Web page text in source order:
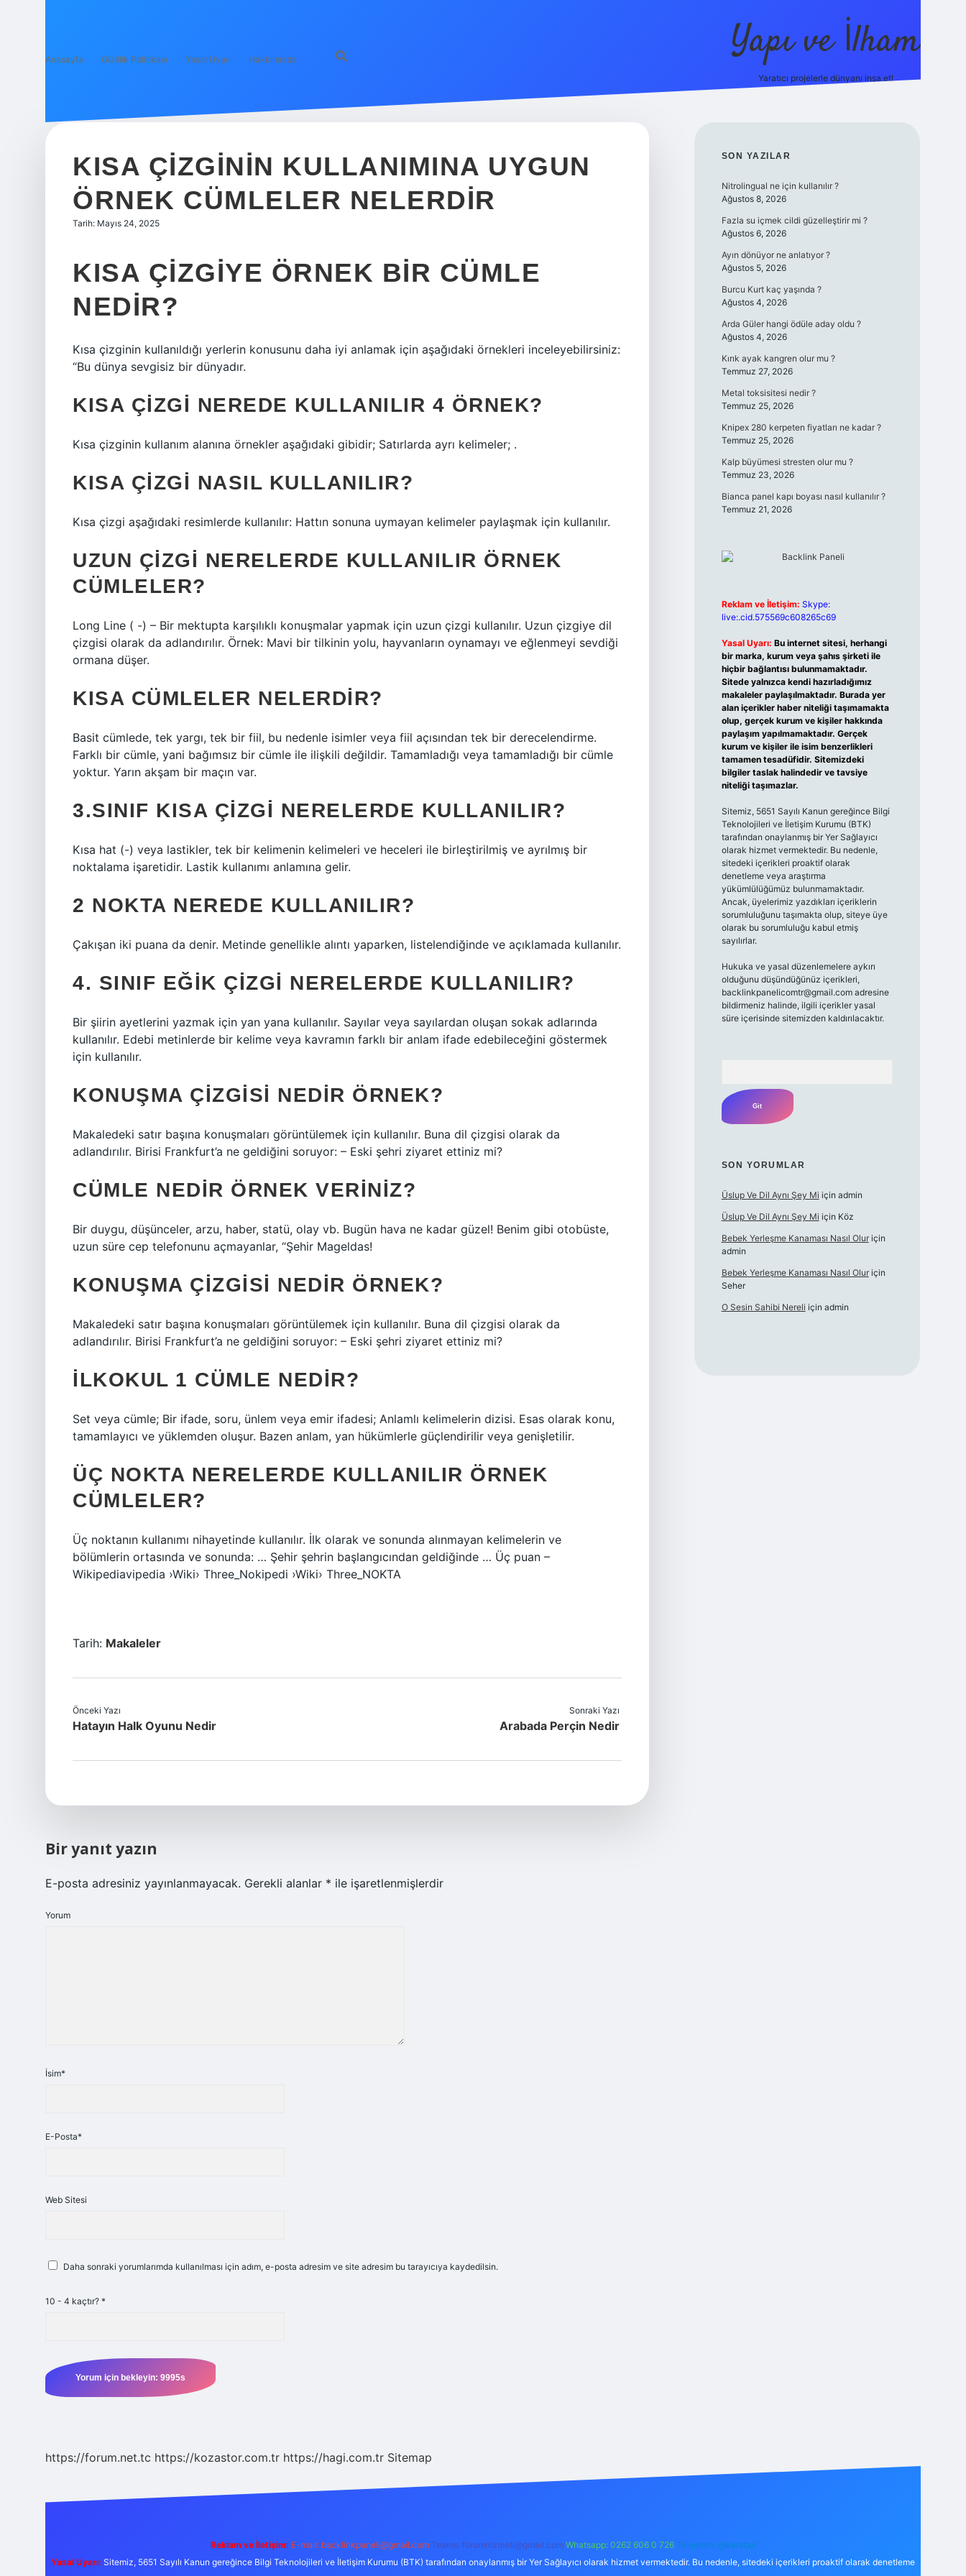
Anasayfa Gizlilik Politikası Yasal Uyarı Hakkımızda Yapı ve İlham
Yaratıcı projelerle dünyanı inşa et!
KISA ÇIZGININ KULLANIMINA UYGUN
ÖRNEK CÜMLELER NELERDIR
Tarih: Mayıs 24, 2025
KISA ÇIZGIYE ÖRNEK BIR CÜMLE
NEDIR?
Kısa çizginin kullanıldığı yerlerin konusunu daha iyi anlamak için aşağıdaki örnekleri inceleyebilirsiniz:
“Bu dünya sevgisiz bir dünyadır.
KISA ÇIZGI NEREDE KULLANILIR 4 ÖRNEK?
Kısa çizginin kullanım alanına örnekler aşağıdaki gibidir; Satırlarda ayrı kelimeler; .
KISA ÇIZGI NASIL KULLANILIR?
Kısa çizgi aşağıdaki resimlerde kullanılır: Hattın sonuna uymayan kelimeler paylaşmak için kullanılır.
UZUN ÇIZGI NERELERDE KULLANILIR ÖRNEK
CÜMLELER?
Long Line ( -) – Bir mektupta karşılıklı konuşmalar yapmak için uzun çizgi kullanılır. Uzun çizgiye dil
çizgisi olarak da adlandırılır. Örnek: Mavi bir tilkinin yolu, hayvanların oynamayı ve eğlenmeyi sevdiği
ormana düşer.
KISA CÜMLELER NELERDIR?
Basit cümlede, tek yargı, tek bir fiil, bu nedenle isimler veya fiil açısından tek bir derecelendirme.
Farklı bir cümle, yani bağımsız bir cümle ile ilişkili değildir. Tamamladığı veya tamamladığı bir cümle
yoktur. Yarın akşam bir maçın var.
3.SINIF KISA ÇIZGI NERELERDE KULLANILIR?
Kısa hat (-) veya lastikler, tek bir kelimenin kelimeleri ve heceleri ile birleştirilmiş ve ayrılmış bir
noktalama işaretidir. Lastik kullanımı anlamına gelir.
2 NOKTA NEREDE KULLANILIR?
Çakışan iki puana da denir. Metinde genellikle alıntı yaparken, listelendiğinde ve açıklamada kullanılır.
4. SINIF EĞIK ÇIZGI NERELERDE KULLANILIR?
Bir şiirin ayetlerini yazmak için yan yana kullanılır. Sayılar veya sayılardan oluşan sokak adlarında
kullanılır. Edebi metinlerde bir kelime veya kavramın farklı bir anlam ifade edebileceğini göstermek
için kullanılır.
KONUŞMA ÇIZGISI NEDIR ÖRNEK?
Makaledeki satır başına konuşmaları görüntülemek için kullanılır. Buna dil çizgisi olarak da
adlandırılır. Birisi Frankfurt’a ne geldiğini soruyor: – Eski şehri ziyaret ettiniz mi?
CÜMLE NEDIR ÖRNEK VERINIZ?
Bir duygu, düşünceler, arzu, haber, statü, olay vb. Bugün hava ne kadar güzel! Benim gibi otobüste,
uzun süre cep telefonunu açmayanlar, “Şehir Mageldas!
KONUŞMA ÇIZGISI NEDIR ÖRNEK?
Makaledeki satır başına konuşmaları görüntülemek için kullanılır. Buna dil çizgisi olarak da
adlandırılır. Birisi Frankfurt’a ne geldiğini soruyor: – Eski şehri ziyaret ettiniz mi?
İLKOKUL 1 CÜMLE NEDIR?
Set veya cümle; Bir ifade, soru, ünlem veya emir ifadesi; Anlamlı kelimelerin dizisi. Esas olarak konu,
tamamlayıcı ve yüklemden oluşur. Bazen anlam, yan hükümlerle güçlendirilir veya genişletilir.
ÜÇ NOKTA NERELERDE KULLANILIR ÖRNEK
CÜMLELER?
Üç noktanın kullanımı nihayetinde kullanılır. İlk olarak ve sonunda alınmayan kelimelerin ve
bölümlerin ortasında ve sonunda: … Şehir şehrin başlangıcından geldiğinde … Üç puan –
Wikipediavipedia ›Wiki› Three_Nokipedi ›Wiki› Three_NOKTA
Tarih: Makaleler
Önceki Yazı
Hatayın Halk Oyunu Nedir
Sonraki Yazı
Arabada Perçin Nedir
Bir yanıt yazın
E-posta adresiniz yayınlanmayacak. Gerekli alanlar * ile işaretlenmişlerdir
Yorum
İsim*
E-Posta*
Web Sitesi
Daha sonraki yorumlarımda kullanılması için adım, e-posta adresim ve site adresim bu tarayıcıya kaydedilsin.
10 - 4 kaçtır? *
https://forum.net.tc https://kozastor.com.tr https://hagi.com.tr Sitemap
SIDEBAR
SON YAZILAR
Nitrolingual ne için kullanılır ?
Ağustos 8, 2026
Fazla su içmek cildi güzelleştirir mi ?
Ağustos 6, 2026
Ayın dönüyor ne anlatıyor ?
Ağustos 5, 2026
Burcu Kurt kaç yaşında ?
Ağustos 4, 2026
Arda Güler hangi ödüle aday oldu ?
Ağustos 4, 2026
Kırık ayak kangren olur mu ?
Temmuz 27, 2026
Metal toksisitesi nedir ?
Temmuz 25, 2026
Knipex 280 kerpeten fiyatları ne kadar ?
Temmuz 25, 2026
Kalp büyümesi stresten olur mu ?
Temmuz 23, 2026
Bianca panel kapı boyası nasıl kullanılır ?
Temmuz 21, 2026
Reklam ve İletişim: Skype:
live:.cid.575569c608265c69
Yasal Uyarı: Bu internet sitesi, herhangi
bir marka, kurum veya şahıs şirketi ile
hiçbir bağlantısı bulunmamaktadır.
Sitede yalnızca kendi hazırladığımız
makaleler paylaşılmaktadır. Burada yer
alan içerikler haber niteliği taşımamakta
olup, gerçek kurum ve kişiler hakkında
paylaşım yapılmamaktadır. Gerçek
kurum ve kişiler ile isim benzerlikleri
tamamen tesadüfidir. Sitemizdeki
bilgiler taslak halindedir ve tavsiye
niteliği taşımazlar.
Sitemiz, 5651 Sayılı Kanun gereğince Bilgi
Teknolojileri ve İletişim Kurumu (BTK)
tarafından onaylanmış bir Yer Sağlayıcı
olarak hizmet vermektedir. Bu nedenle,
sitedeki içerikleri proaktif olarak
denetleme veya araştırma
yükümlülüğümüz bulunmamaktadır.
Ancak, üyelerimiz yazdıkları içeriklerin
sorumluluğunu taşımakta olup, siteye üye
olarak bu sorumluluğu kabul etmiş
sayılırlar.
Hukuka ve yasal düzenlemelere aykırı
olduğunu düşündüğünüz içerikleri,
backlinkpanelicomtr@gmail.comadresine
bildirmeniz halinde, ilgili içerikler yasal
süre içerisinde sitemizden kaldırılacaktır.
SON YORUMLAR
Üslup Ve Dil Aynı Şey Mi için admin
Üslup Ve Dil Aynı Şey Mi için Köz
Bebek Yerleşme Kanaması Nasıl Oluriçin
admin
Bebek Yerleşme Kanaması Nasıl Oluriçin
Seher
O Sesin Sahibi Nereli için admin
Reklam ve İletişim: E-mail: backlinkpaneli@gmail.com Teams: forumhizmeti@gmail.com Whatsapp: 0262 606 0 726 Telegram: @karabul
Yasal Uyarı: Sitemiz, 5651 Sayılı Kanun gereğince Bilgi Teknolojileri ve İletişim Kurumu (BTK) tarafından onaylanmış bir Yer Sağlayıcı olarak hizmet vermektedir. Bu nedenle, sitedeki içerikleri proaktif olarak denetleme